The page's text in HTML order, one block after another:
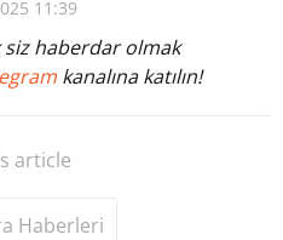
11:39
haberdar olmak
kanalına katılın!
article
Haberleri